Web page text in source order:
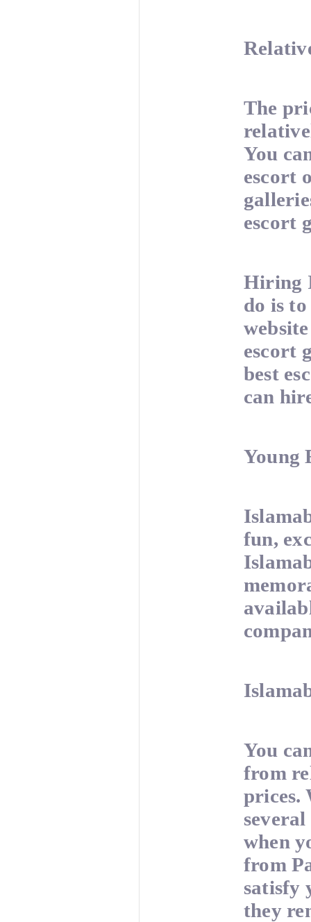
The
You
escort
escort
Hiring
do is
escort
best
can
Young
fun,
You
from
prices.
when
from
satisfy
they